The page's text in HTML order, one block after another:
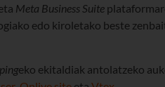
eta Meta Business Suite
edo kiroletako beste
eko ekitaldiak antolatzeko